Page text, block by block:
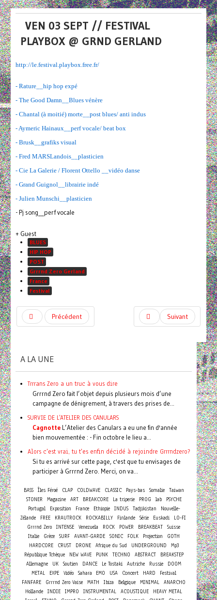
VEN 03 SEPT // FESTIVAL
PLAYBOX @ GRND GERLAND
http://le.festival.playbox.free.fr/
- Rature__hip hop expé
- The Good Damn__Blues vénère
- Chantal (à moitié) morte__post blues/ anti indus
- Aymeric Hainaux__perf vocale/ beat box
- Brusk__grafiks visual
- Fred MARSLandois__plasticien
- Cie La Galerie / Florent Ottello __vidéo danse
- Grand Guignol__librairie indé
- Julien Munschi__plasticien
- Pj song__perf vocale
+ Guest
BLUES
HIP HOP
POST
Grrrnd Zero Gerland
France
Festival
Précédent Suivant
A LA UNE
Trrrans Zero a un truc à vous dire
Grrrnd Zero fait l’objet depuis plusieurs mois d’une
campagne de dénigrement, à travers des prises de...
SURVIE DE L'ATELIER DES CANULARS
CagnotteL’Atelier des Canulars a eu une fin d'année
bien mouvementée : - Fin octobre le lieu a...
Alors c'est vrai, tu t'es enfin décidé à rejoindre Grrrndzero?
Si tu es arrivé sur cette page, c'est que tu envisages de
participer à Grrrnd Zero. Merci, on va...
BASS Îles Féroé CLAP COLDWAVE CLASSIC Pays-bas Somalie
Taiwan
STONER
Magazine ART BREAKCORE La triperie PROG lab
PSYCHE
Portugal
Exposition France Ethiopie INDUS Tadjikistan
Nouvelle-
Zélande
FREE KRAUTROCK ROCKABILLY Finlande Série Euskadi
LO-FI
Grrrnd Zero INTENSE Venezuela ROCK POWER BREAKBEAT Suisse
Italie
Grèce SURF AVANT-GARDE SONIC FOLK Projection
GOTH
HARDCORE
CRUST DRONE Afrique du Sud UNDERGROUND
Mp3
République Tchèque
NEW WAVE PUNK TECHNO ABSTRACT
BREAKSTEP
Allemagne
UK Soutien DANCE Le Tostaki Autriche Russie
DOOM
METAL
EXPE Vidéo Sahara EMO USA Concert HARD
Festival
FANFARE
Grrrnd Zero Vaise MATH Ibiza Belgique MINIMAL ANARCHO
Hollande INDIE IMPRO INSTRUMENTAL ACOUSTIQUE
HEAVY METAL